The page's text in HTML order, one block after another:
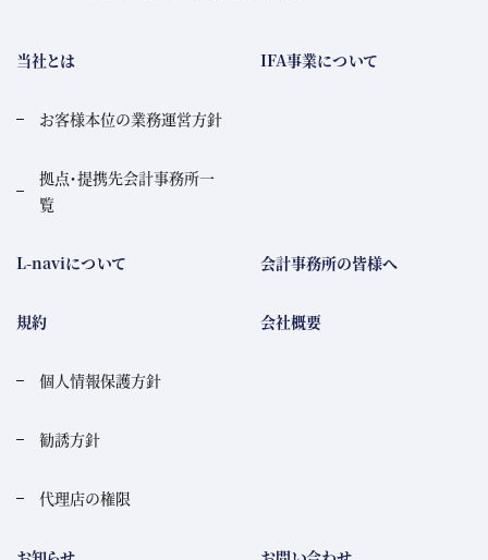
当社とは
お客様本位の業務運営方針
拠点・提携先会計事務所一
覧
IFA事業について
L-naviについて 会計事務所の皆様へ
規約
個人情報保護方針
勧誘方針
代理店の権限
会社概要